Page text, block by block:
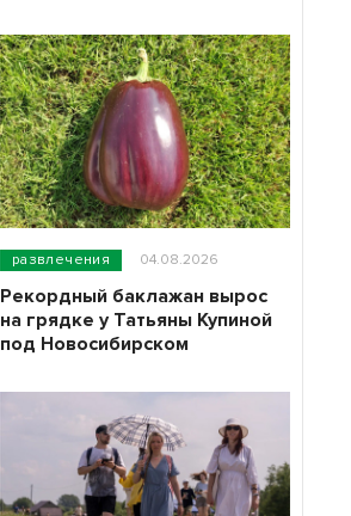
развлечения 04.08.2026
Рекордный баклажан вырос
на грядке у Татьяны Купиной
под Новосибирском